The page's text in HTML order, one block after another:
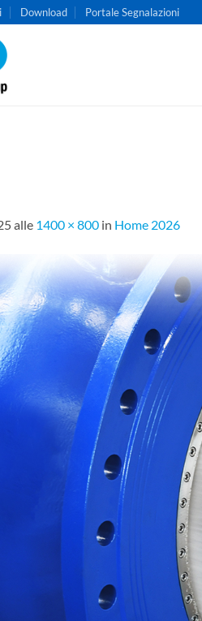
Download Portale Segnalazioni
alle 1400 × 800 in Home 2026